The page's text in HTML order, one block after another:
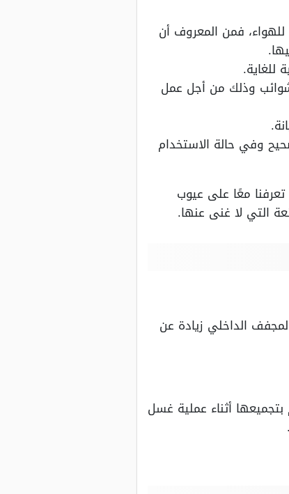
فمن المعروف أن
للغاية.
وذلك من أجل عمل
وفي حالة الاستخدام
معًا على عيوب
وعاء المجفف الداخلي زيادة عن
أثناء عملية غسل